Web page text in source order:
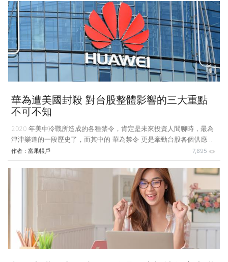
值。在這個時間點，我們想邀大家重新來看 效率市場假說 （Efficient
Market Hypothesis, EMH），也提供一些新的想法與論點。讓投資人在
下判斷時可以更有信心，至少在網路上看到一些技術分析與基本分析之
戰、總經分析原理，或是在選擇主／被動投資作為主要投資策略時，可
以有一些基於理論或學理的思維想法。
華為遭美國封殺 對台股整體影響的三大重點
不可不知
2020 年美中冷戰所造成的各種禁令，肯定是未來投資人間聊時，最為
津津樂道的一段歷史了，而其中的 華為禁令 更是牽動台股各個供應鏈
的重要因素之一，因此 TrendForce 為這件事還寫了篇報告來解析，筆
者就從當中挑出幾點加上本身的看法與各位分享： 華為早就為了分散
被禁的風險，提前備料，尤其是商業／工業用等產品生命週期較長的產
品線，例如有關 5G 基地台的關鍵零組件，推估可能已拉貨至 2021 年
上半年的需求量，因此其實相關半導體供應鏈在第二季，甚至是第三季
的開頭都還是有因為要堆庫存造成的 YoY 成長。 華為目前手機全球市
佔率約在 15-20% 之間（不同資料統計
作者： 富果帳戶 7,895